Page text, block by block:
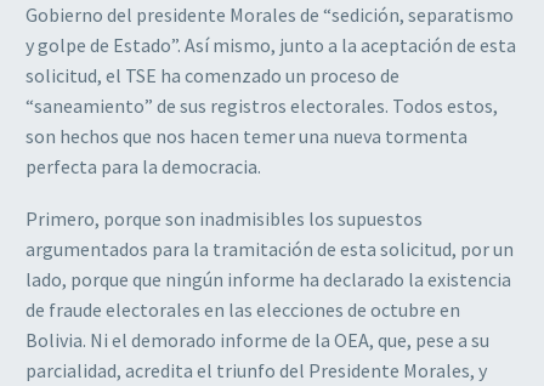
Gobierno del presidente Morales de “sedición, separatismo
y golpe de Estado”. Así mismo, junto a la aceptación de esta
solicitud, el TSE ha comenzado un proceso de
“saneamiento” de sus registros electorales. Todos estos,
son hechos que nos hacen temer una nueva tormenta
perfecta para la democracia.
Primero, porque son inadmisibles los supuestos
argumentados para la tramitación de esta solicitud, por un
lado, porque que ningún informe ha declarado la existencia
de fraude electorales en las elecciones de octubre en
Bolivia. Ni el demorado informe de la OEA, que, pese a su
parcialidad, acredita el triunfo del Presidente Morales, y